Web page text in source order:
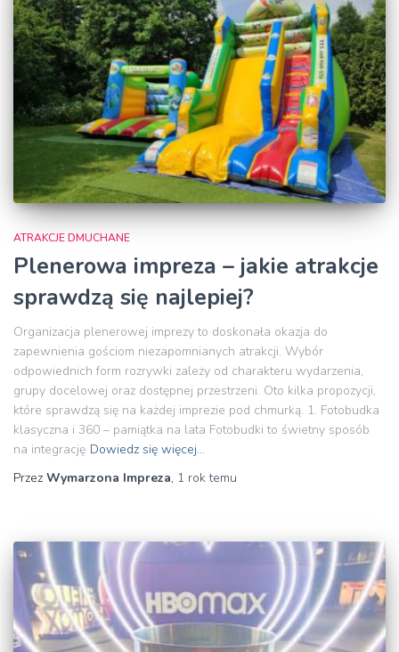
ATRAKCJE DMUCHANE
Plenerowa impreza – jakie atrakcje
sprawdzą się najlepiej?
Organizacja plenerowej imprezy to doskonała okazja do
zapewnienia gościom niezapomnianych atrakcji. Wybór
odpowiednich form rozrywki zależy od charakteru wydarzenia,
grupy docelowej oraz dostępnej przestrzeni. Oto kilka propozycji,
które sprawdzą się na każdej imprezie pod chmurką. 1. Fotobudka
klasyczna i 360 – pamiątka na lata Fotobudki to świetny sposób
na integrację Dowiedz się więcej…
Przez Wymarzona Impreza, 1 roktemu